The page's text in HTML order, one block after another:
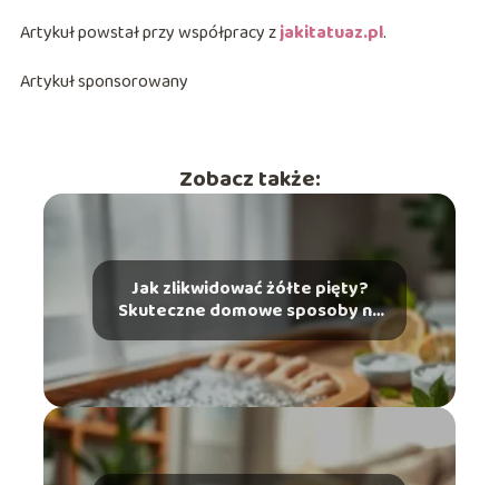
Artykuł powstał przy współpracy zjakitatuaz.pl.
Artykuł sponsorowany
Zobacz także:
Jak zlikwidować żółte pięty?
Skuteczne domowe sposoby na
problem